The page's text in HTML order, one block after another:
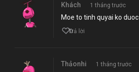
Khách 1 tháng trước
Moe to tinh quyai ko duoc
0
Trả lời
Thảonhi 1 tháng trước